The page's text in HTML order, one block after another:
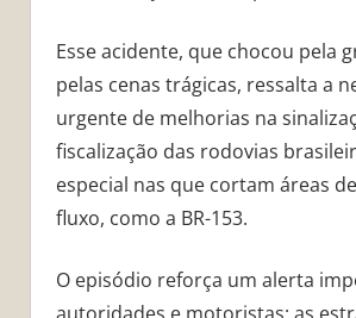
Esse acidente, que chocou pela
pelas cenas trágicas, ressalta a
urgente de melhorias na
fiscalização das rodovias
especial nas que cortam áreas
fluxo, como a BR-153.
O episódio reforça um alerta